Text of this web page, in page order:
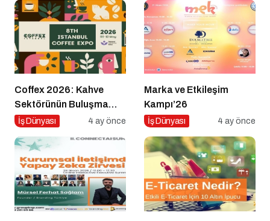
Coffex 2026: Kahve
Sektörünün Buluşma
Noktası
İş Dünyası 4 ay önce
Marka ve Etkileşim
Kampı’26
İş Dünyası 4 ay önce